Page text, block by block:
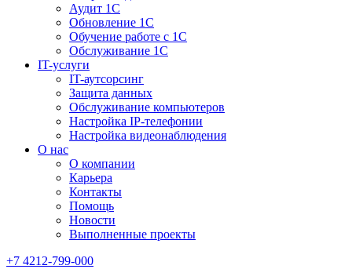
Аудит 1С
Обновление 1С
Обучение работе с 1С
Обслуживание 1С
IT-услуги
IT-аутсорсинг
Защита данных
Обслуживание компьютеров
Настройка IP-телефонии
Настройка видеонаблюдения
О нас
О компании
Карьера
Контакты
Помощь
Новости
Выполненные проекты
+7 4212-799-000